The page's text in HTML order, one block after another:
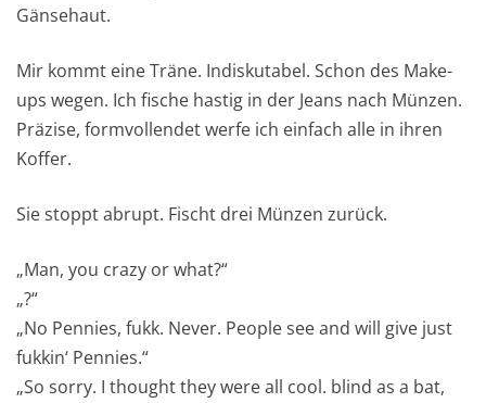
Gänsehaut.
Mir kommt eine Träne. Indiskutabel. Schon des Make-
ups wegen. Ich fische hastig in der Jeans nach Münzen.
Präzise, formvollendet werfe ich einfach alle in ihren
Koffer.
Sie stoppt abrupt. Fischt drei Münzen zurück.
„Man, you crazy or what?“
„?“
„No Pennies, fukk. Never. People see and will give just
fukkin‘ Pennies.“
„So sorry. I thought they were all cool. blind as a bat,